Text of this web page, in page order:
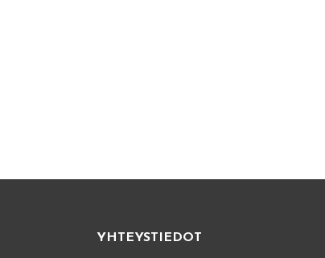
YHTEYSTIEDOT